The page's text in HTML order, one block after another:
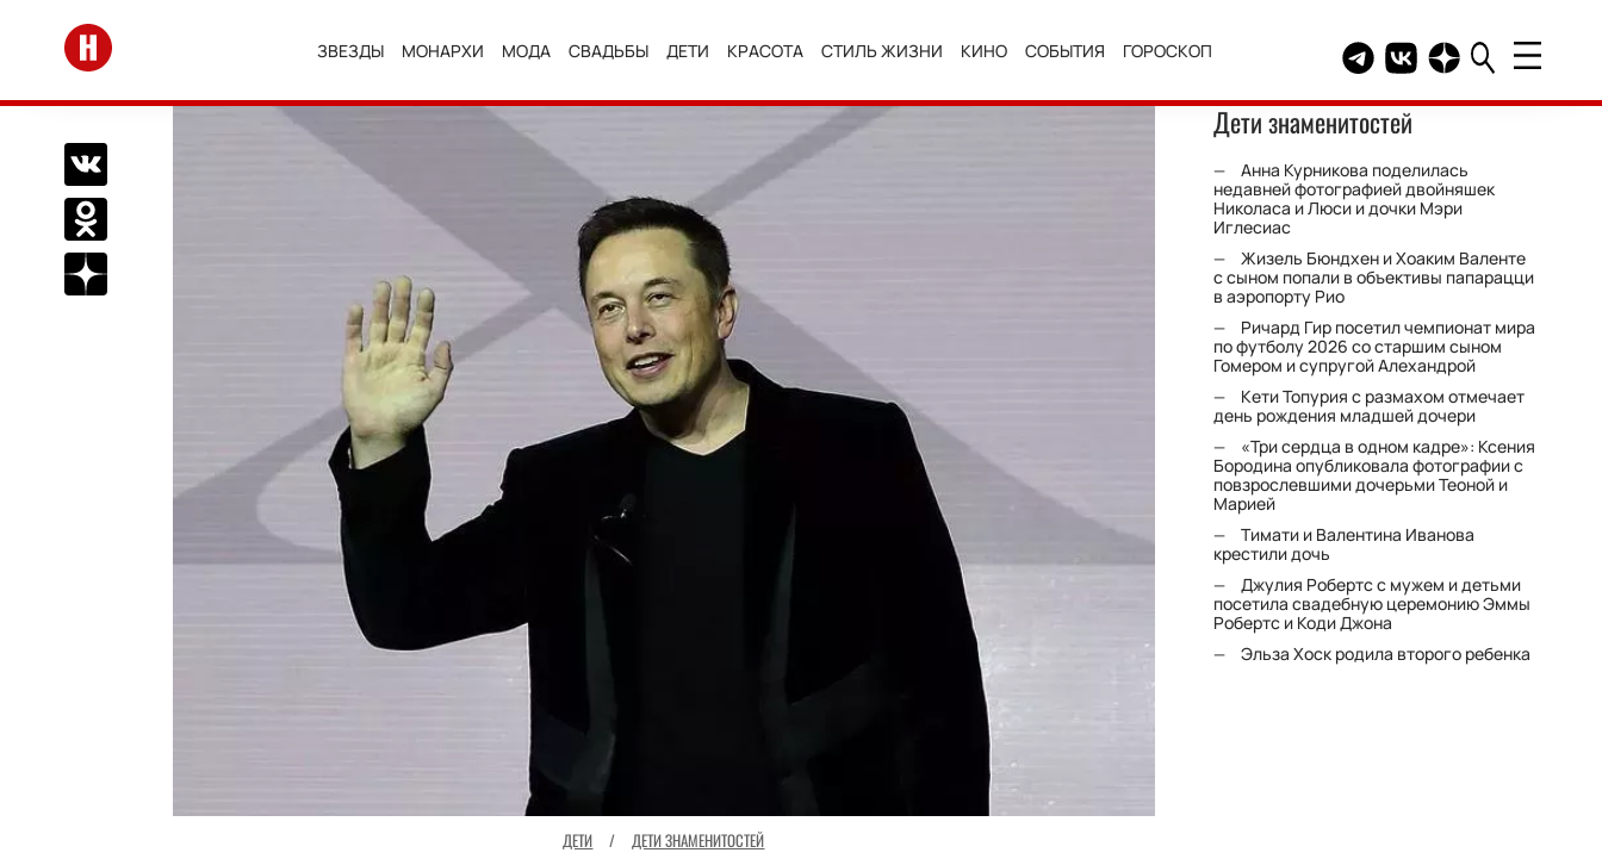
Перейти на главную
ЗВЕЗДЫ МОНАРХИ МОДА СВАДЬБЫ ДЕТИ КРАСОТА СТИЛЬ ЖИЗНИ КИНО СОБЫТИЯ ГОРОСКОП Telegram канал HELLO
Группа HELLO
Канал HELLO в
Поделиться Вконтакте
Поделиться в Одноклассниках
Подписаться на нас в Дзен
ДЕТИ / ДЕТИ ЗНАМЕНИТОСТЕЙ
Дети знаменитостей
Анна Курникова поделилась
недавней фотографией двойняшек
Николаса и Люси и дочки Мэри
Иглесиас
Жизель Бюндхен и Хоаким Валенте
с сыном попали в объективы папарацци
в аэропорту Рио
Ричард Гир посетил чемпионат мира
по футболу 2026 со старшим сыном
Гомером и супругой Алехандрой
Кети Топурия с размахом отмечает
день рождения младшей дочери
«Три сердца в одном кадре»: Ксения
Бородина опубликовала фотографии с
повзрослевшими дочерьми Теоной и
Марией
Тимати и Валентина Иванова
крестили дочь
Джулия Робертс с мужем и детьми
посетила свадебную церемонию Эммы
Робертс и Коди Джона
Эльза Хоск родила второго ребенка